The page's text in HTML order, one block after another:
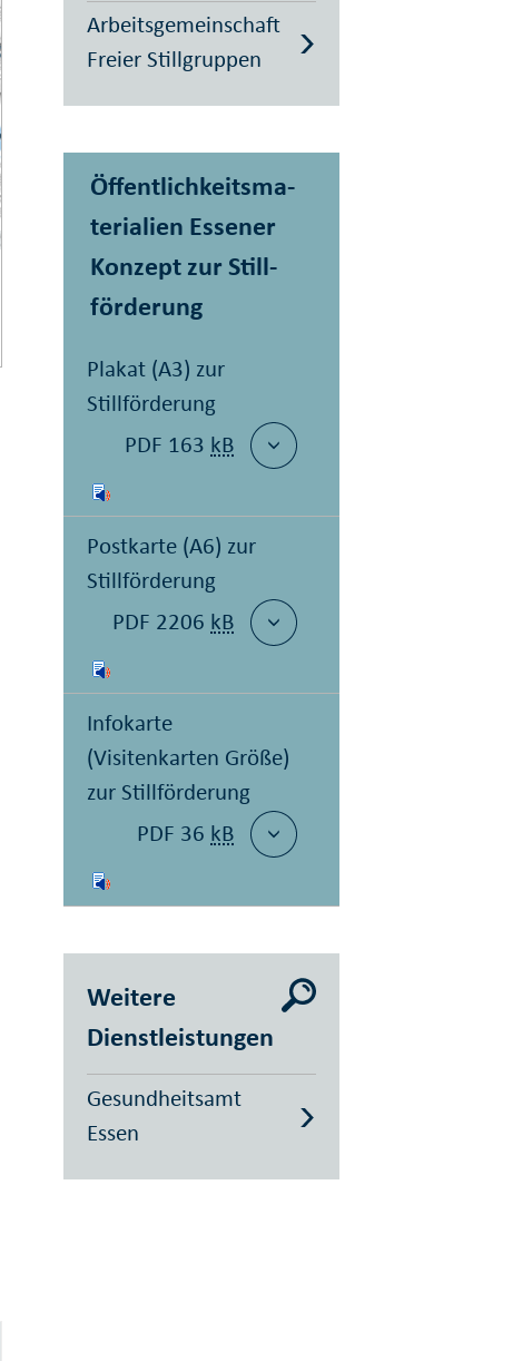
Arbeitsgemeinschaft
Freier Stillgruppen
Öffentlich­keits­ma­
te­ri­alien Essener
Konzept zur Still­
förderung
Plakat (A3) zur
Stillförderung
PDF 163 kB
Postkarte (A6) zur
Stillförderung
PDF 2206 kB
Infokarte
(Visitenkarten Größe)
zur Stillförderung
PDF 36 kB
Weitere
Dienstleistungen
Gesundheitsamt
Essen